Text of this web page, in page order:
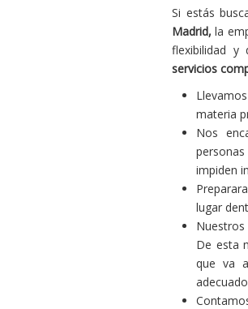
Si estás
Madrid, la
flexibilidad y
servicios
materia
Nos
impiden
lugar
De esta
que va